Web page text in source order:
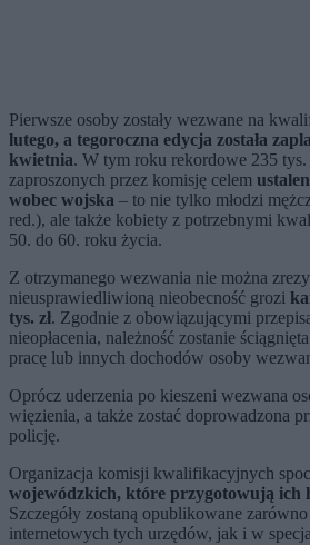
Pierwsze osoby zostały wezwane na
lutego, a tegoroczna edycja została
kwietnia. W tym roku rekordowe 235 tys.
zaproszonych przez komisję celem
wobec wojska – to nie tylko młodzi
red.), ale także kobiety z potrzebnymi
50. do 60. roku życia.
Z otrzymanego wezwania nie można
nieusprawiedliwioną nieobecność grozi
tys. zł. Zgodnie z obowiązującymi
nieopłacenia, należność zostanie
pracę lub innych dochodów osoby
Oprócz uderzenia po kieszeni wezwana
więzienia, a także zostać doprowadzona
policję.
Organizacja komisji kwalifikacyjnych
wojewódzkich, które przygotowują ich
Szczegóły zostaną opublikowane
internetowych tych urzędów, jak i w